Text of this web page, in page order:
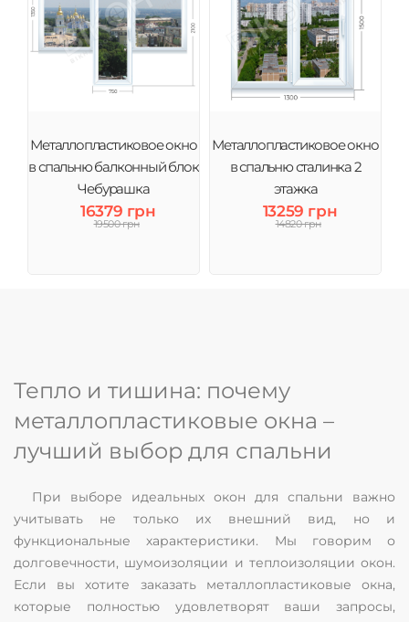
Металлопластиковое окно
в спальню балконный блок
Чебурашка
16379 грн
19500 грн
Металлопластиковое окно
в спальню сталинка 2
этажка
13259 грн
14820 грн
Тепло и тишина: почему
металлопластиковые окна –
лучший выбор для спальни
При выборе идеальных окон для спальни важно
учитывать не только их внешний вид, но и
функциональные характеристики. Мы говорим о
долговечности, шумоизоляции и теплоизоляции окон.
Если вы хотите заказать металлопластиковые окна,
которые полностью удовлетворят ваши запросы,